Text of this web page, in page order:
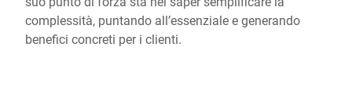
complessità, puntando all’essenziale e generando
benefici concreti per i clienti.